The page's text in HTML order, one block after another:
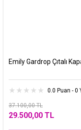
Emily Gardrop Çıtalı
0.0 Puan - 0
37.100,00 TL
29.500,00 TL